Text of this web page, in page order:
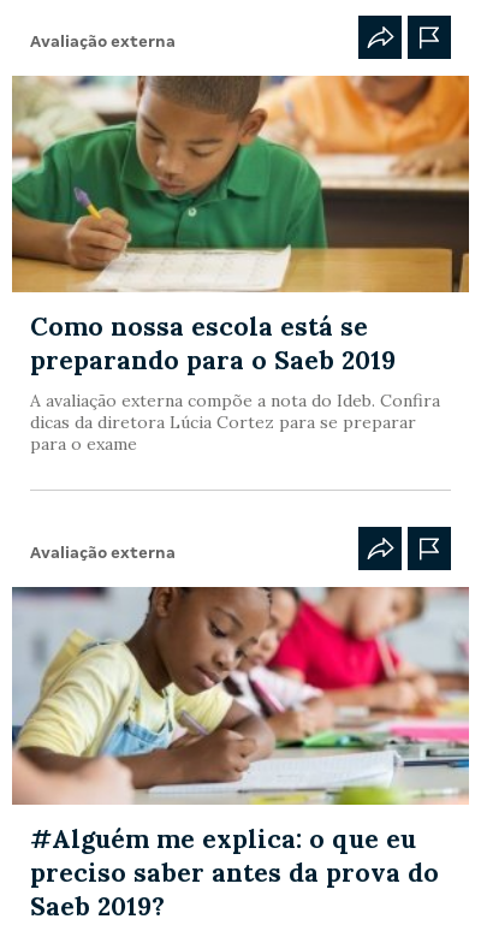
Avaliação externa
Como nossa escola está se
preparando para o Saeb 2019
A avaliação externa compõe a nota do Ideb. Confira
dicas da diretora Lúcia Cortez para se preparar
para o exame
Avaliação externa
#Alguém me explica: o que eu
preciso saber antes da prova do
Saeb 2019?